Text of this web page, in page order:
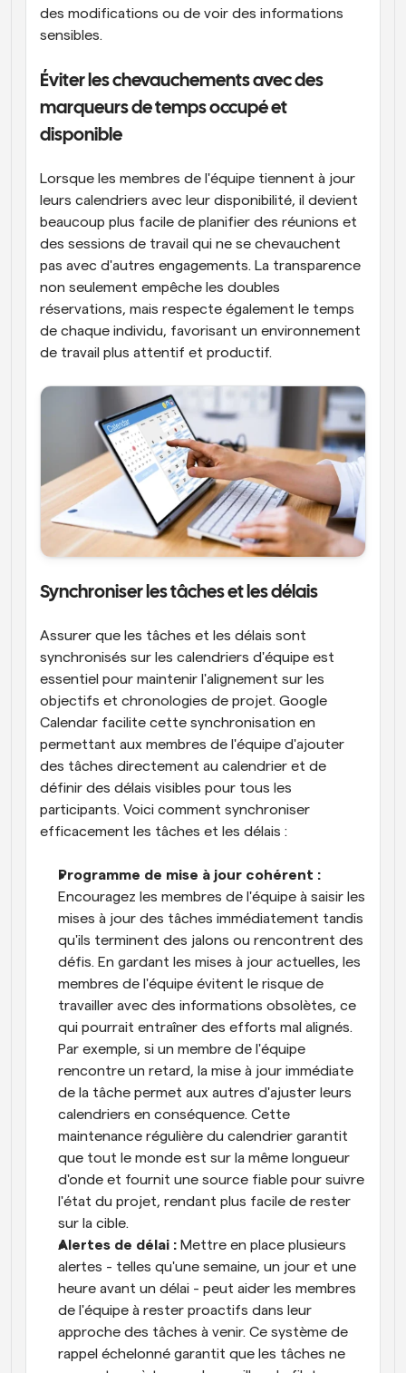
des modifications ou de voir des informations
sensibles.
Éviter les chevauchements avec des
marqueurs de temps occupé et
disponible
Lorsque les membres de l'équipe tiennent à jour
leurs calendriers avec leur disponibilité, il devient
beaucoup plus facile de planifier des réunions et
des sessions de travail qui ne se chevauchent
pas avec d'autres engagements. La transparence
non seulement empêche les doubles
réservations, mais respecte également le temps
de chaque individu, favorisant un environnement
de travail plus attentif et productif.
Synchroniser les tâches et les délais
Assurer que les tâches et les délais sont
synchronisés sur les calendriers d'équipe est
essentiel pour maintenir l'alignement sur les
objectifs et chronologies de projet. Google
Calendar facilite cette synchronisation en
permettant aux membres de l'équipe d'ajouter
des tâches directement au calendrier et de
définir des délais visibles pour tous les
participants. Voici comment synchroniser
efficacement les tâches et les délais :
Encouragez les membres de l'équipe à saisir les
mises à jour des tâches immédiatement tandis
qu'ils terminent des jalons ou rencontrent des
défis. En gardant les mises à jour actuelles, les
membres de l'équipe évitent le risque de
travailler avec des informations obsolètes, ce
qui pourrait entraîner des efforts mal alignés.
Par exemple, si un membre de l'équipe
rencontre un retard, la mise à jour immédiate
de la tâche permet aux autres d'ajuster leurs
calendriers en conséquence. Cette
maintenance régulière du calendrier garantit
que tout le monde est sur la même longueur
d'onde et fournit une source fiable pour suivre
l'état du projet, rendant plus facile de rester
sur la cible.
Alertes de délai : Mettre en place plusieurs
alertes - telles qu'une semaine, un jour et une
heure avant un délai - peut aider les membres
de l'équipe à rester proactifs dans leur
approche des tâches à venir. Ce système de
rappel échelonné garantit que les tâches ne